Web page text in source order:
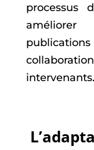
processus
intervenants.